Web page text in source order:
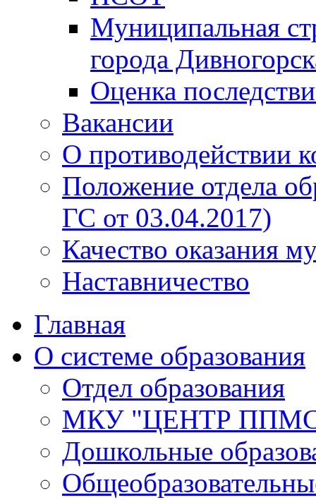
Муниципальная
города
Оценка
Вакансии
О противодействии
Положение отдела
ГС от 03.04.2017)
Качество оказания
Наставничество
Главная
О системе образования
Отдел образования
МКУ "ЦЕНТР
Дошкольные